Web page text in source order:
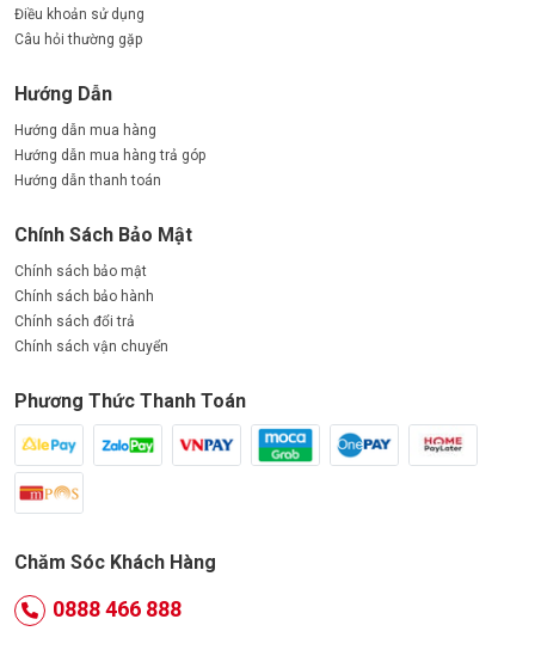
Điều khoản sử dụng
Câu hỏi thường gặp
Hướng Dẫn
Hướng dẫn mua hàng
Hướng dẫn mua hàng trả góp
Hướng dẫn thanh toán
Chính Sách Bảo Mật
Chính sách bảo mật
Chính sách bảo hành
Chính sách đổi trả
Chính sách vận chuyển
Phương Thức Thanh Toán
Chăm Sóc Khách Hàng
0888 466 888